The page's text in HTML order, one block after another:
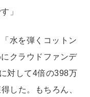
」
水を弾くコットン
クラウドファンデ
対して4倍の398万
した。もちろん、